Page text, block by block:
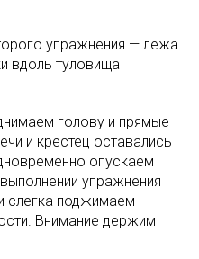
упражнения — лежа
вдоль туловища
голову и прямые
и крестец оставались
опускаем
упражнения
слегка поджимаем
Внимание держим